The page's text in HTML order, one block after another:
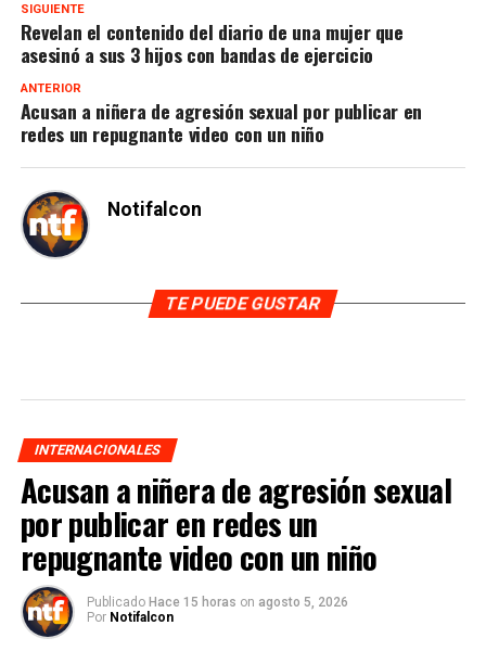
SIGUIENTE
Revelan el contenido del diario de una mujer que
asesinó a sus 3 hijos con bandas de ejercicio
ANTERIOR
Acusan a niñera de agresión sexual por publicar en
redes un repugnante video con un niño
Notifalcon
TE PUEDE GUSTAR
INTERNACIONALES
Acusan a niñera de agresión sexual
por publicar en redes un
repugnante video con un niño
Publicado Hace 15 horas on agosto 5, 2026
Por Notifalcon